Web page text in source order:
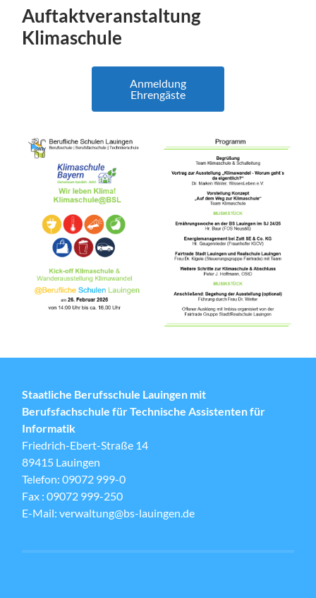
Auftaktveranstaltung
Klimaschule
Anmeldung
Ehrengäste
Staatliche Berufsschule Lauingen mit
Berufsfachschule für Technische Assistenten für
Informatik
Friedrich-Ebert-Straße 14
89415 Lauingen
Telefon: 09072 999-0
Fax : 09072 999-250
E-Mail: verwaltung@bs-lauingen.de